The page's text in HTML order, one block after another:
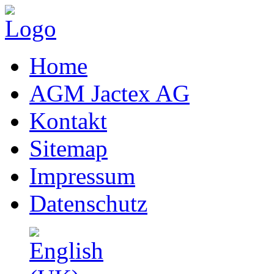
Home
AGM Jactex AG
Kontakt
Sitemap
Impressum
Datenschutz